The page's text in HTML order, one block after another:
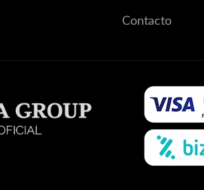
Contacto